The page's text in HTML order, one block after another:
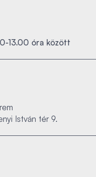
13.00 óra között
István tér 9.